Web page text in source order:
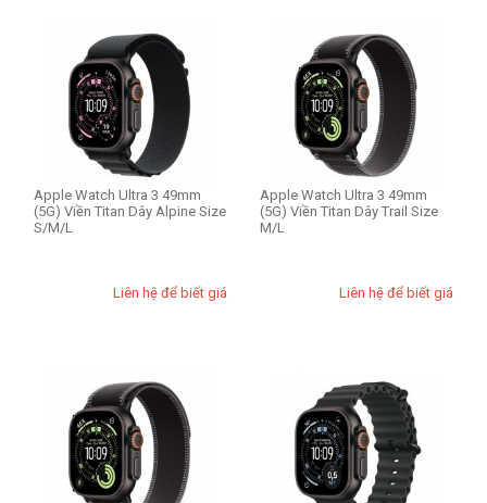
Apple Watch Ultra 3 49mm
(5G) Viền Titan Dây Alpine Size
S/M/L
Liên hệ để biết giá
Apple Watch Ultra 3 49mm
(5G) Viền Titan Dây Trail Size
M/L
Liên hệ để biết giá